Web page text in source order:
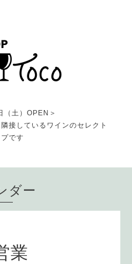
（土）OPEN＞
接しているワインのセレクト
です
ダー
業